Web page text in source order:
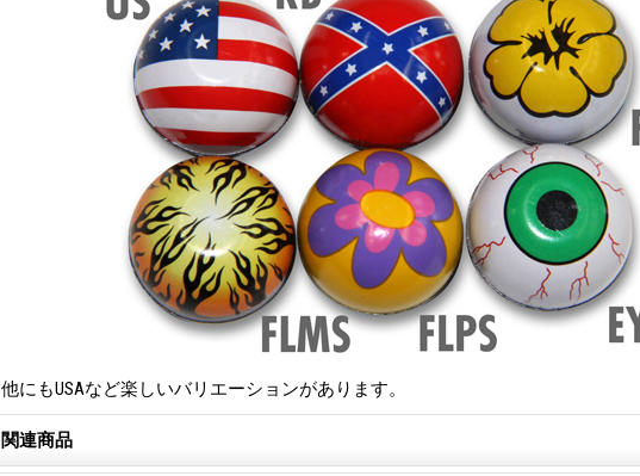
他にもUSAなど楽しいバリエーションがあります。
関連商品